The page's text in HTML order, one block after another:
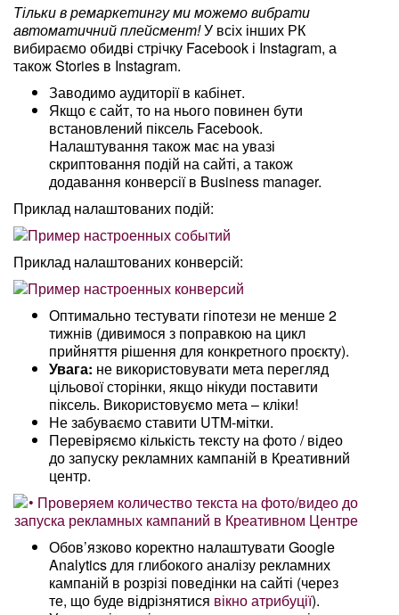
Тільки в ремаркетингу ми можемо вибрати
автоматичний плейсмент!У всіх інших РК
вибираємо обидві стрічку Facebook і Instagram, а
також Stories в Instagram.
Заводимо аудиторії в кабінет.
Якщо є сайт, то на нього повинен бути
встановлений піксель Facebook.
Налаштування також має на увазі
скриптовання подій на сайті, а також
додавання конверсії в Business manager.
Приклад налаштованих подій:
Приклад налаштованих конверсій:
Оптимально тестувати гіпотези не менше 2
тижнів (дивимося з поправкою на цикл
прийняття рішення для конкретного проєкту).
Увага: не використовувати мета перегляд
цільової сторінки, якщо нікуди поставити
піксель. Використовуємо мета – кліки!
Не забуваємо ставити UTM-мітки.
Перевіряємо кількість тексту на фото / відео
до запуску рекламних кампаній в Креативний
центр.
Обов’язково коректно налаштувати Google
Analytics для глибокого аналізу рекламних
кампаній в розрізі поведінки на сайті (через
те, що буде відрізнятися вікно атрибуції).